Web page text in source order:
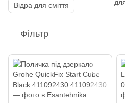
Відра для сміття
Фільтр